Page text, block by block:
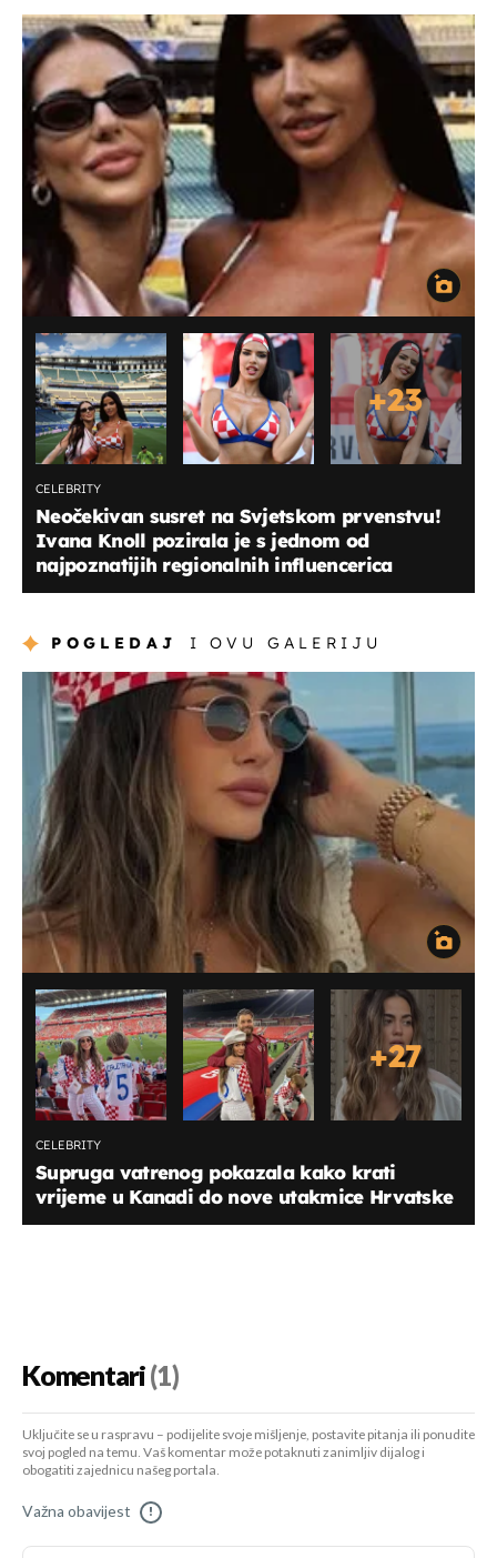
+23
CELEBRITY
Neočekivan susret na Svjetskom prvenstvu!
Ivana Knoll pozirala je s jednom od
najpoznatijih regionalnih influencerica
POGLEDAJ I OVU GALERIJU
+27
CELEBRITY
Supruga vatrenog pokazala kako krati
vrijeme u Kanadi do nove utakmice Hrvatske
Komentari(1)
Uključite se u raspravu – podijelite svoje mišljenje, postavite pitanja ili ponudite
svoj pogled na temu. Vaš komentar može potaknuti zanimljiv dijalog i
obogatiti zajednicu našeg portala.
Važna obavijest !